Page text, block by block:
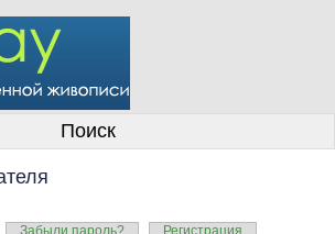
покупателей
Поиск